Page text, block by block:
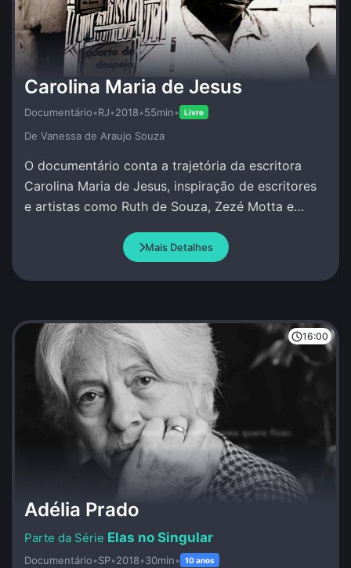
Carolina Maria de Jesus
Documentário•RJ•2018•55min• Livre
De Vanessa de Araujo Souza
O documentário conta a trajetória da escritora
Carolina Maria de Jesus, inspiração de escritores
e artistas como Ruth de Souza, Zezé Motta e
Mais Detalhes
16:00
Adélia Prado
Elas no Singular
Documentário•SP•2018•30min• 10 anos